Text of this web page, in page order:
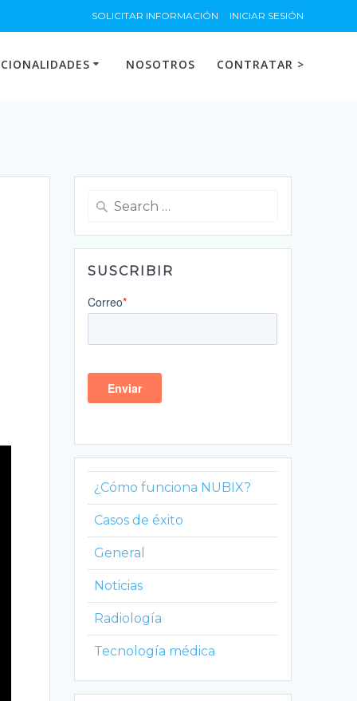
SOLICITAR INFORMACIÓN INICIAR SESIÓN
NOSOTROS CONTRATAR >
Search
SUSCRIBIR
¿Cómo funciona NUBIX?
Casos de éxito
General
Noticias
Radiología
Tecnología médica